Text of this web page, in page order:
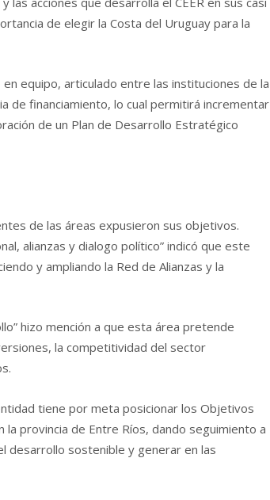
de elegir la Costa del Uruguay para la
equipo, articulado entre las instituciones de la
de financiamiento, lo cual permitirá incrementar
de un Plan de Desarrollo Estratégico
de las áreas expusieron sus objetivos.
alianzas y dialogo político” indicó que este
y ampliando la Red de Alianzas y la
hizo mención a que esta área pretende
la competitividad del sector
tiene por meta posicionar los Objetivos
provincia de Entre Ríos, dando seguimiento a
desarrollo sostenible y generar en las